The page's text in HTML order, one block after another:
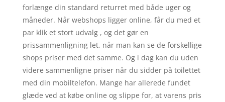
forlænge din standard returret med både uger og
måneder. Når webshops ligger online, får du med et
par klik et stort udvalg , og det gør en
prissammenligning let, når man kan se de forskellige
shops priser med det samme. Og i dag kan du uden
videre sammenligne priser når du sidder på toilettet
med din mobiltelefon. Mange har allerede fundet
glæde ved at købe online og slippe for, at varens pris